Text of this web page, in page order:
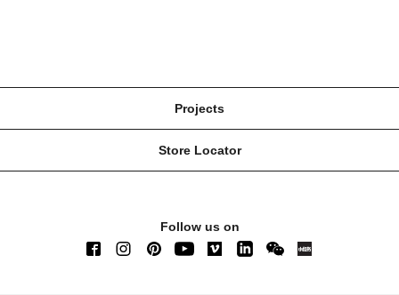
Projects
Store Locator
Follow us on